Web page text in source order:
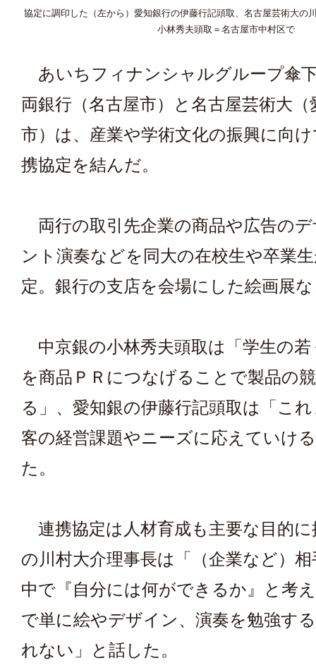
協定に調印した（左から）愛知銀行の伊藤行記頭取、名古屋芸術大の
小林秀夫頭取＝名古屋市中村区で
あいちフィナンシャルグループ傘
両銀行（名古屋市）と名古屋芸術大（
市）は、産業や学術文化の振興に向
携協定を結んだ。
両行の取引先企業の商品や広告の
ント演奏などを同大の在校生や卒業
定。銀行の支店を会場にした絵画展
中京銀の小林秀夫頭取は「学生の若
を商品ＰＲにつなげることで製品の
る」、愛知銀の伊藤行記頭取は「こ
客の経営課題やニーズに応えていけ
た。
連携協定は人材育成も主要な目的に
の川村大介理事長は「（企業など）
中で『自分には何ができるか』と考
で単に絵やデザイン、演奏を勉強す
れない」と話した。